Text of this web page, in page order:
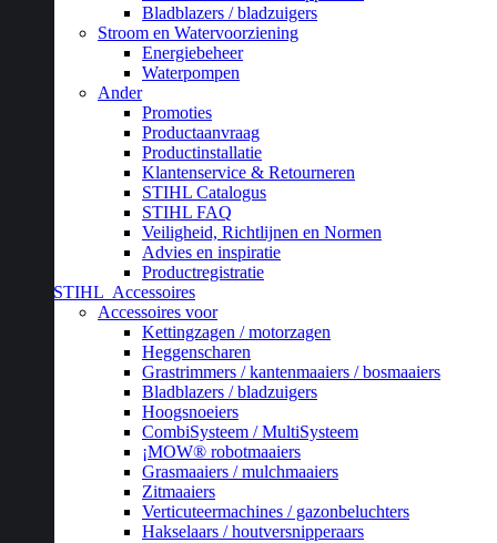
Bladblazers / bladzuigers
Stroom en Watervoorziening
Energiebeheer
Waterpompen
Ander
Promoties
Productaanvraag
Productinstallatie
Klantenservice & Retourneren
STIHL Catalogus
STIHL FAQ
Veiligheid, Richtlijnen en Normen
Advies en inspiratie
Productregistratie
STIHL Accessoires
Accessoires voor
Kettingzagen / motorzagen
Heggenscharen
Grastrimmers / kantenmaaiers / bosmaaiers
Bladblazers / bladzuigers
Hoogsnoeiers
CombiSysteem / MultiSysteem
¡MOW® robotmaaiers
Grasmaaiers / mulchmaaiers
Zitmaaiers
Verticuteermachines / gazonbeluchters
Hakselaars / houtversnipperaars